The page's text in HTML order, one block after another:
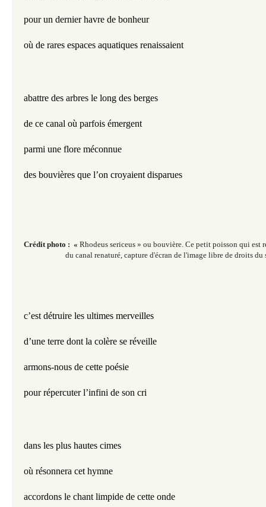
pour un dernier havre de bonheur
où de rares espaces aquatiques renaissaient
abattre des arbres le long des berges
de ce canal où parfois émergent
parmi une flore méconnue
des bouvières que l’on croyaient disparues
Crédit photo : « Rhodeus sericeus » ou bouvière. Ce petit poisson qui est
du canal renaturé, capture d'écran de l'image libre de droits du
c’est détruire les ultimes merveilles
d’une terre dont la colère se réveille
armons-nous de cette poésie
pour répercuter l’infini de son cri
dans les plus hautes cimes
où résonnera cet hymne
accordons le chant limpide de cette onde